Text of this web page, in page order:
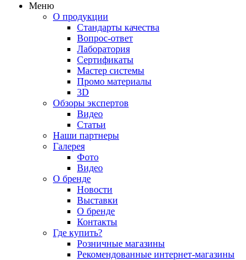
Меню
О продукции
Стандарты качества
Вопрос-ответ
Лаборатория
Сертификаты
Мастер системы
Промо материалы
3D
Обзоры экспертов
Видео
Статьи
Наши партнеры
Галерея
Фото
Видео
О бренде
Новости
Выставки
О бренде
Контакты
Где купить?
Розничные магазины
Рекомендованные интернет-магазины